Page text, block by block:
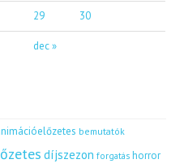
dec »
29 30
bemutatók
díjszezon forgatás horror